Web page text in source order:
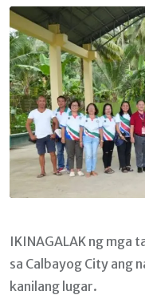
IKINAGALAK ng mga
sa Calbayog City ang
kanilang lugar.